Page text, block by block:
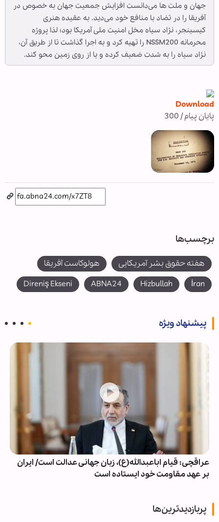
جهان و ملت ها می‌دانست افزایش جمعیت جهان به خصوص در
آفریقا را در تضاد با منافع خود می‌دید. به عقیده هنری
کیسینجر، نژاد سیاه مخل امنیت ملی آمریکا بود؛ لذا پروژه
محرمانه NSSM200 را تهیه کرد و به اجرا گذاشت تا از طریق آن،
نژاد سیاه را به شدت ضعیف کرده و یا از روی زمین محو کند.
Download
پایان پیام / 300
برچسب‌ها
هفته حقوق بشر آمریکایی
هولوکاست آفریقا
İran
Hizbullah
ABNA24
Direniş Ekseni
پیشنهاد ویژه
عراقچی: قیام اباعبدالله(ع)، زبان جهانی عدالت است/ ایران
بر عهد مقاومت خود ایستاده است
پربازدیدترین‌ها